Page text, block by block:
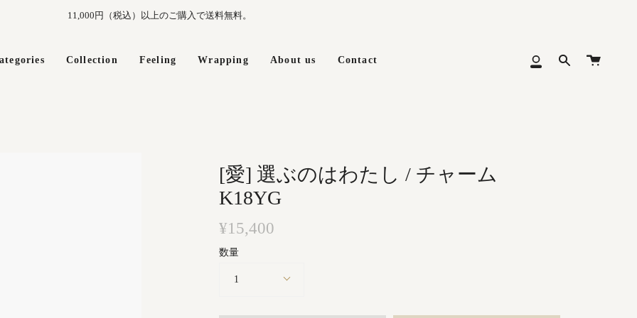
11,000円（税込）以上のご購入で送料無料。
Collection Feeling Wrapping About us Contact
マ
Search
カ
[愛] 選ぶのはわたし / チャーム
K18YG
¥15,400
数量
1